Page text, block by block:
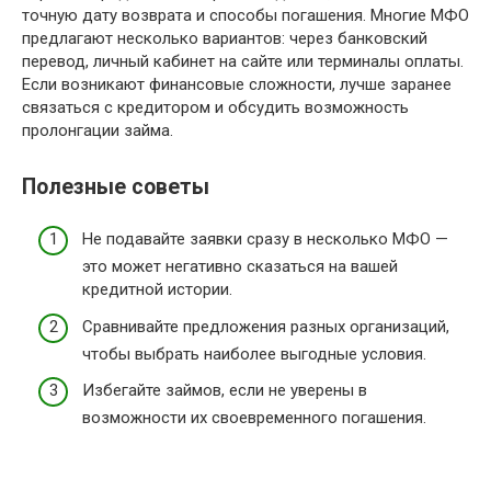
точную дату возврата и способы погашения. Многие МФО
предлагают несколько вариантов: через банковский
перевод, личный кабинет на сайте или терминалы оплаты.
Если возникают финансовые сложности, лучше заранее
связаться с кредитором и обсудить возможность
пролонгации займа.
Полезные советы
Не подавайте заявки сразу в несколько МФО —
это может негативно сказаться на вашей
кредитной истории.
Сравнивайте предложения разных организаций,
чтобы выбрать наиболее выгодные условия.
Избегайте займов, если не уверены в
возможности их своевременного погашения.